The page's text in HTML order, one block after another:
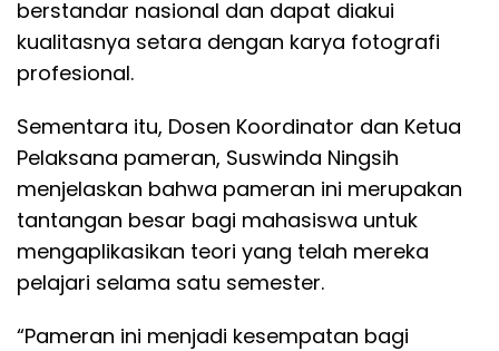
berstandar nasional dan dapat diakui
kualitasnya setara dengan karya fotografi
profesional.
Sementara itu, Dosen Koordinator dan Ketua
Pelaksana pameran, Suswinda Ningsih
menjelaskan bahwa pameran ini merupakan
tantangan besar bagi mahasiswa untuk
mengaplikasikan teori yang telah mereka
pelajari selama satu semester.
“Pameran ini menjadi kesempatan bagi